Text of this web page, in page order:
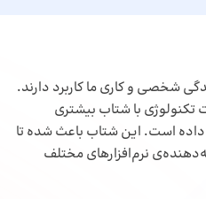
شخصی و کاری ما کاربرد دارند.
تکنولوژی با شتاب بیشتری
داده است. این شتاب باعث شده تا
نرم‌افزارهای مختلف